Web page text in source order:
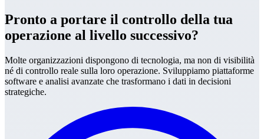
Pronto a portare il controllo della tua
operazione al livello successivo?
Molte organizzazioni dispongono di tecnologia, ma non di visibilità
né di controllo reale sulla loro operazione. Sviluppiamo piattaforme
software e analisi avanzate che trasformano i dati in decisioni
strategiche.